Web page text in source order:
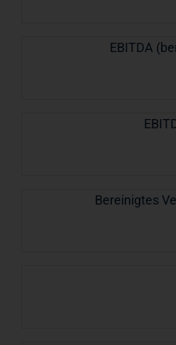
EBITDA
Bereinigtes